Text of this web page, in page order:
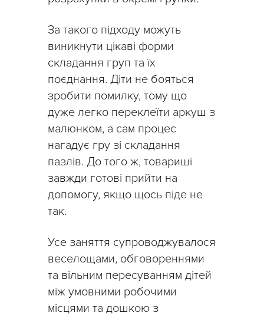
За такого підходу можуть
виникнути цікаві форми
складання груп та їх
поєднання. Діти не бояться
зробити помилку, тому що
дуже легко переклеїти аркуш з
малюнком, а сам процес
нагадує гру зі складання
пазлів. До того ж, товариші
завжди готові прийти на
допомогу, якщо щось піде не
так.
Усе заняття супроводжувалося
веселощами, обговореннями
та вільним пересуванням дітей
між умовними робочими
місцями та дошкою з